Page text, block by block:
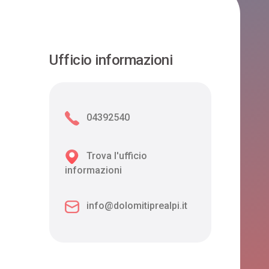
Ufficio informazioni
04392540
Trova l'ufficio
informazioni
info@dolomitiprealpi.it